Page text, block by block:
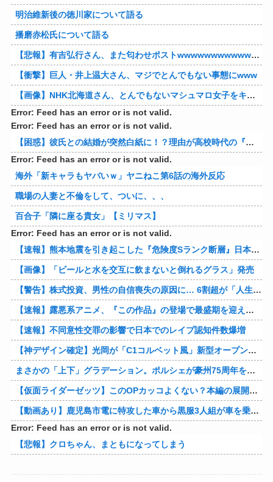
明治維新後の徳川家について語る
播磨赤松氏について語る
【悲報】有吉弘行さん、また匂わせポストwwwwwwwwwwwwwwww
【衝撃】巨人・井上温大さん、マジでとんでもない事態にwww
【画像】NHK北海道さん、とんでもないマシュマロ女子をキャスターに起用してしまうwwwwwwww
Error: Feed has an error or is not valid.
Error: Feed has an error or is not valid.
【困惑】彼氏との結婚が突然白紙に！？理由が高校時代の『アレ』だったｗｗｗｗ 他
Error: Feed has an error or is not valid.
海外「新キャラもヤバいｗ」ヤニねこ第6話の海外反応
職場の人妻と不倫をして、ついに、、、
百合子「隣に座る貴女」【ミリマス】
Error: Feed has an error or is not valid.
【速報】熊本地震を引き起こした『危険度Sランク断層』日本のド真ん中に10カ所もあると判明
【画像】「ビールと水を交互に飲まないと倒れるグラス」発売
【警告】株式投資、男性の自信喪失の原因に… 6割超が「人生の敗者」自認
【速報】露悪系アニメ、『この作品』の登場で最盛期を迎えてしまう…
【速報】不同意性交罪の影響で日本でのレイプ認知件数爆増
【神デザイン確定】光岡が「C1コルベット風」新型オープンカーの最新ティーザー画像を公開、マツダ・ロードスターの信頼性にレトロな外観がドッキング
まさかの「上下」グラデーション。ポルシェが豪州75周年を祝う特別モデル「911 Turbo S Land Down Under」を発表、1951年の「見果てぬ夢」が内外装に再現
【仮面ライダーゼッツ】このOPカッコよくない？本編の展開ちゃんと反映してて完成度高いし
【動画あり】鹿児島市電に特攻した車から黒服3人組が車を乗り捨てて逃走
Error: Feed has an error or is not valid.
【悲報】クロちゃん、まともになってしまう